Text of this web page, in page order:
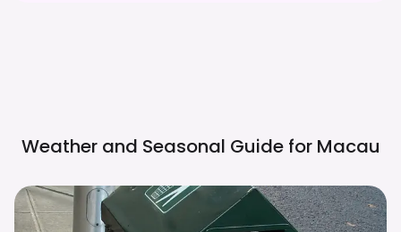
Weather and Seasonal Guide for Macau